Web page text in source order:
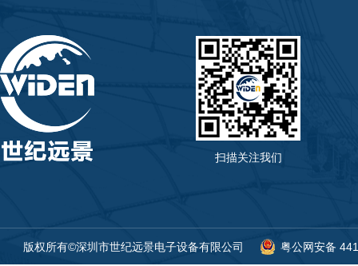
扫描关注我们
版权所有©深圳市世纪远景电子设备有限公司 粤公网安备